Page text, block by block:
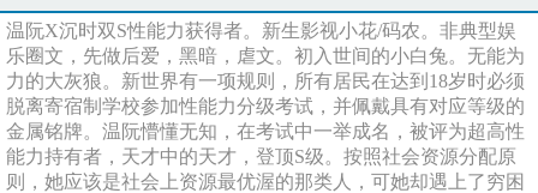
温阮X沉时双S性能力获得者。新生影视小花/码农。非典型娱
乐圈文，先做后爱，黑暗，虐文。初入世间的小白兔。无能为
力的大灰狼。新世界有一项规则，所有居民在达到18岁时必须
脱离寄宿制学校参加性能力分级考试，并佩戴具有对应等级的
金属铭牌。温阮懵懂无知，在考试中一举成名，被评为超高性
能力持有者，天才中的天才，登顶S级。按照社会资源分配原
则，她应该是社会上资源最优渥的那类人，可她却遇上了穷困